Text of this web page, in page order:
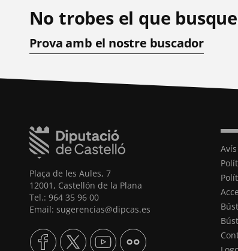
No trobes el que
Prova amb el nostre buscador
Plaça de les Aules, 7
12001, Castellón de la Plana
Tel.: 964 35 96 00
Email: sugerencias@dipcas.es